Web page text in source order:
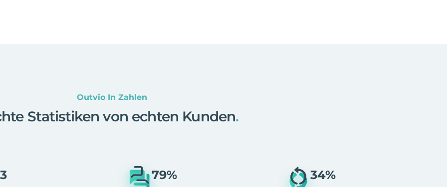
Outvio In Zahlen
Statistiken von echten Kunden.
79% 34%